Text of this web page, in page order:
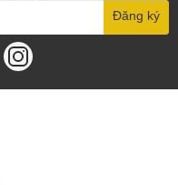
Đăng ký